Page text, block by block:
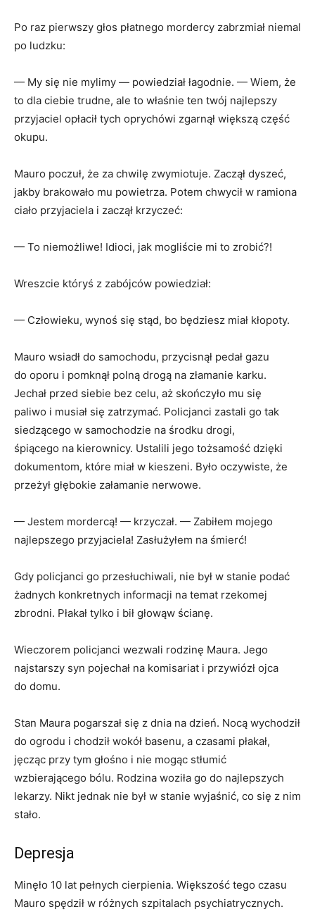
Po raz pierwszy głos płatnego mordercy zabrzmiał niemal
po ludzku:
— My się nie mylimy — powiedział łagodnie. — Wiem, że
to dla ciebie trudne, ale to właśnie ten twój najlepszy
przyjaciel opłacił tych oprychówi zgarnął większą część
okupu.
Mauro poczuł, że za chwilę zwymiotuje. Zaczął dyszeć,
jakby brakowało mu powietrza. Potem chwycił w ramiona
ciało przyjaciela i zaczął krzyczeć:
— To niemożliwe! Idioci, jak mogliście mi to zrobić?!
Wreszcie któryś z zabójców powiedział:
— Człowieku, wynoś się stąd, bo będziesz miał kłopoty.
Mauro wsiadł do samochodu, przycisnął pedał gazu
do oporu i pomknął polną drogą na złamanie karku.
Jechał przed siebie bez celu, aż skończyło mu się
paliwo i musiał się zatrzymać. Policjanci zastali go tak
siedzącego w samochodzie na środku drogi,
śpiącego na kierownicy. Ustalili jego tożsamość dzięki
dokumentom, które miał w kieszeni. Było oczywiste, że
przeżył głębokie załamanie nerwowe.
— Jestem mordercą! — krzyczał. — Zabiłem mojego
najlepszego przyjaciela! Zasłużyłem na śmierć!
Gdy policjanci go przesłuchiwali, nie był w stanie podać
żadnych konkretnych informacji na temat rzekomej
zbrodni. Płakał tylko i bił głowąw ścianę.
Wieczorem policjanci wezwali rodzinę Maura. Jego
najstarszy syn pojechał na komisariat i przywiózł ojca
do domu.
Stan Maura pogarszał się z dnia na dzień. Nocą wychodził
do ogrodu i chodził wokół basenu, a czasami płakał,
jęcząc przy tym głośno i nie mogąc stłumić
wzbierającego bólu. Rodzina woziła go do najlepszych
lekarzy. Nikt jednak nie był w stanie wyjaśnić, co się z nim
stało.
Depresja
Minęło 10 lat pełnych cierpienia. Większość tego czasu
Mauro spędził w różnych szpitalach psychiatrycznych.